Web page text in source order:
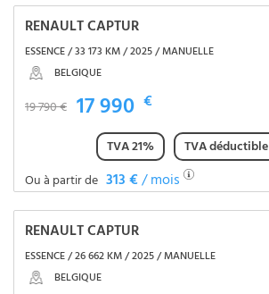
RENAULT CAPTUR
ESSENCE / 33 173 KM / 2025 / MANUELLE
BELGIQUE
19 790 € 17 990 €
TVA 21%
TVA déductible
Ou à partir de 313 €/ mois
RENAULT CAPTUR
ESSENCE / 26 662 KM / 2025 / MANUELLE
BELGIQUE